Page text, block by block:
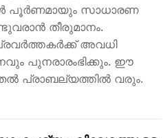
പൂർണമായും സാധാരണ
തീരുമാനം.
അവധി
പുനരാരംഭിക്കും. ഈ
പ്രാബല്യത്തിൽ വരും.